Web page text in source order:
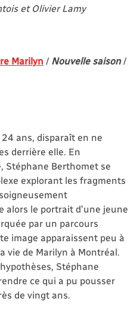
et Olivier Lamy
Marilyn / Nouvelle saison /
ans, disparaît en ne
derrière elle. En
Stéphane Berthomet se
explorant les fragments
alors le portrait d’une jeune
par un parcours
image apparaissent peu à
vie de Marilyn à Montréal.
Stéphane
ce qui a pu pousser
de vingt ans.